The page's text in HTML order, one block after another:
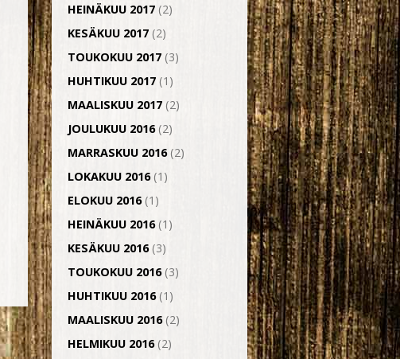
HEINÄKUU 2017 (2)
KESÄKUU 2017 (2)
TOUKOKUU 2017 (3)
HUHTIKUU 2017 (1)
MAALISKUU 2017 (2)
JOULUKUU 2016(2)
MARRASKUU 2016(2)
LOKAKUU 2016(1)
ELOKUU 2016(1)
HEINÄKUU 2016(1)
KESÄKUU 2016(3)
TOUKOKUU 2016(3)
HUHTIKUU 2016(1)
MAALISKUU 2016(2)
HELMIKUU 2016(2)